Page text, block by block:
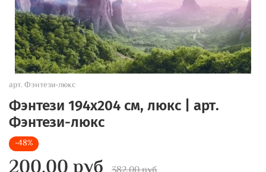
арт.Фэнтези-люкс
Фэнтези 194x204 см, люкс | арт.
Фэнтези-люкс
-48%